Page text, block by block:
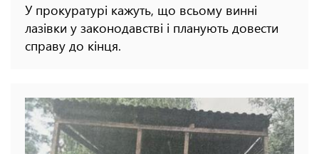
У прокуратурі кажуть, що всьому винні
лазівки у законодавстві і планують довести
справу до кінця.